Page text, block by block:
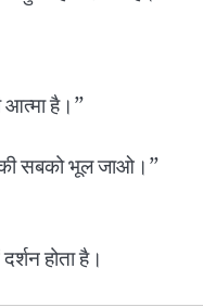
आत्मा है।”
सबको भूल जाओ।”
होता है।